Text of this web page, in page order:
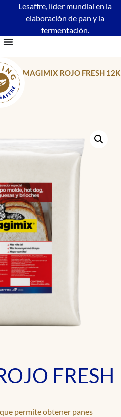
Lesaffre, líder mundial en la
elaboración de pan y la
fermentación.
/ MAGIMIX ROJO FRESH 12K
FRESH
permite obtener panes